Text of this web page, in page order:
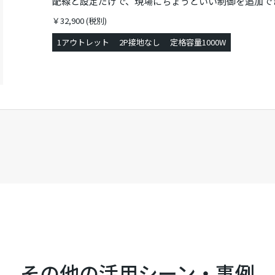
￥32,900 (税別)
1アウトレット
2P接地なし 定格容量1000W